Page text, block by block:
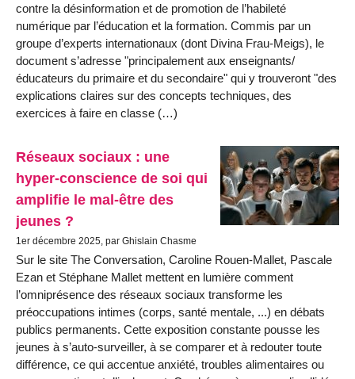
contre la désinformation et de promotion de l’habileté
numérique par l’éducation et la formation. Commis par un
groupe d’experts internationaux (dont Divina Frau-Meigs), le
document s’adresse "principalement aux enseignants/
éducateurs du primaire et du secondaire" qui y trouveront "des
explications claires sur des concepts techniques, des
exercices à faire en classe (…)
Réseaux sociaux : une
hyper-conscience de soi qui
amplifie le mal-être des
jeunes ?
1er décembre 2025, par Ghislain Chasme
Sur le site The Conversation, Caroline Rouen-Mallet, Pascale
Ezan et Stéphane Mallet mettent en lumière comment
l’omniprésence des réseaux sociaux transforme les
préoccupations intimes (corps, santé mentale, ...) en débats
publics permanents. Cette exposition constante pousse les
jeunes à s’auto-surveiller, à se comparer et à redouter toute
différence, ce qui accentue anxiété, troubles alimentaires ou